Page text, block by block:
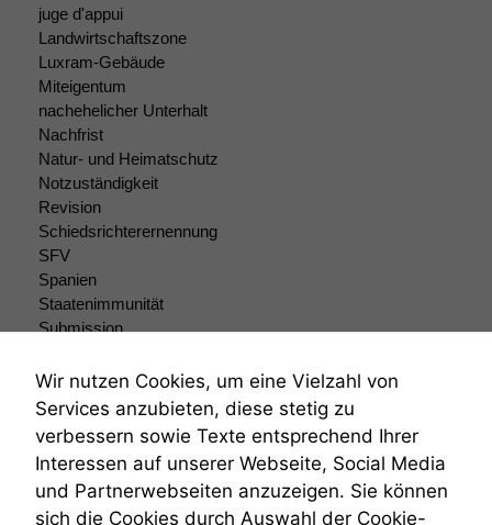
juge d'appui
Landwirtschaftszone
Luxram-Gebäude
Miteigentum
nachehelicher Unterhalt
Nachfrist
Natur- und Heimatschutz
Notzuständigkeit
Revision
Schiedsrichterernennung
SFV
Spanien
Staatenimmunität
Submission
Teilungsklage
Venezuela
VRK
Wiederherstellungsanordnung
Zivilprozessordnung
ZPO
Zustellfiktion
Wir nutzen Cookies, um eine Vielzahl von
Services anzubieten, diese stetig zu
verbessern sowie Texte entsprechend Ihrer
Interessen auf unserer Webseite, Social Media
und Partnerwebseiten anzuzeigen. Sie können
sich die Cookies durch Auswahl der Cookie-
Einige
dieser Website
sind optional.
Wenn Sie
diese Option
deaktivieren,
kann die
Website nicht